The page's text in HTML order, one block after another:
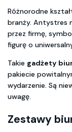
Różnorodne
branży. Antystres
przez firmę,
figurę o
Takie gadżety
pakiecie
wydarzenie. Są
uwagę.
Zestawy